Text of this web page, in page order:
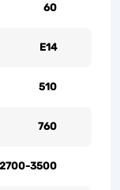
60
Е14
510
760
2700-3500